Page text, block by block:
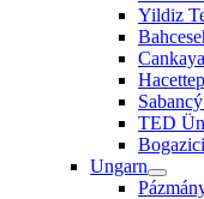
Yildiz
TED
Ungarn